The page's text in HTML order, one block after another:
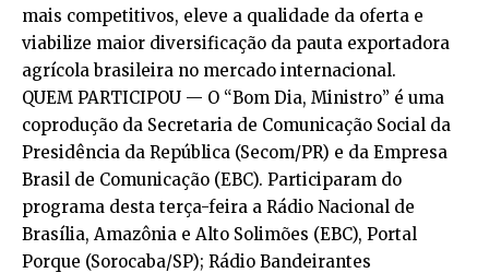
mais competitivos, eleve a qualidade da oferta e
viabilize maior diversificação da pauta exportadora
agrícola brasileira no mercado internacional.
QUEM PARTICIPOU — O “Bom Dia, Ministro” é uma
coprodução da Secretaria de Comunicação Social da
Presidência da República (Secom/PR) e da Empresa
Brasil de Comunicação (EBC). Participaram do
programa desta terça-feira a Rádio Nacional de
Brasília, Amazônia e Alto Solimões (EBC), Portal
Porque (Sorocaba/SP); Rádio Bandeirantes